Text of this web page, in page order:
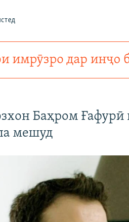
имрӯзро дар инҷо
Баҳром
мешуд